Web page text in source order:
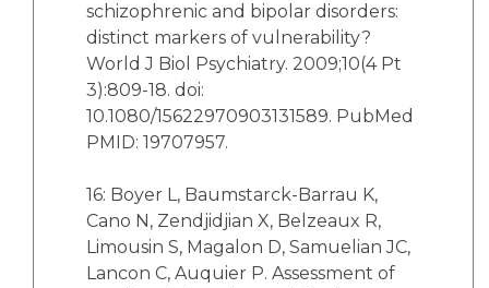
schizophrenic and bipolar disorders:
distinct markers of vulnerability?
World J Biol Psychiatry. 2009;10(4 Pt
3):809-18. doi:
10.1080/15622970903131589. PubMed
PMID: 19707957.
16: Boyer L, Baumstarck-Barrau K,
Cano N, Zendjidjian X, Belzeaux R,
Limousin S, Magalon D, Samuelian JC,
Lancon C, Auquier P. Assessment of